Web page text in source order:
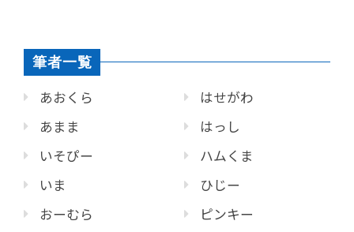
筆者一覧
あおくら
あまま
いそぴー
いま
おーむら
はせがわ
はっし
ハムくま
ひじー
ピンキー